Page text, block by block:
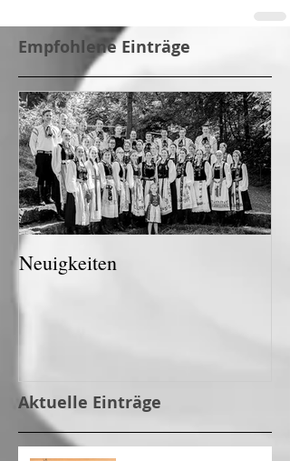
Empfohlene Einträge
Neuigkeiten
Aktuelle Einträge